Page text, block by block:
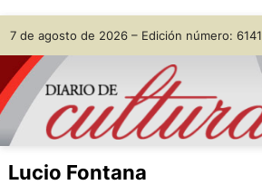
Skip
to
content
7 de agosto de 2026 – Edición número: 6141
Lucio Fontana